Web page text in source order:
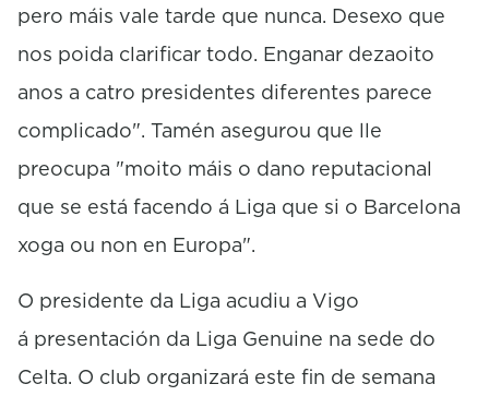
pero máis vale tarde que nunca. Desexo que
nos poida clarificar todo. Enganar dezaoito
anos a catro presidentes diferentes parece
complicado". Tamén asegurou que lle
preocupa "moito máis o dano reputacional
que se está facendo á Liga que si o Barcelona
xoga ou non en Europa".
O presidente da Liga acudiu a Vigo
á presentación da Liga Genuine na sede do
Celta. O club organizará este fin de semana